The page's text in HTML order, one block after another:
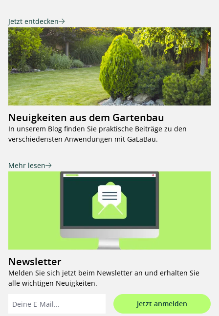
Jetzt entdecken
Neuigkeiten aus dem Gartenbau
In unserem Blog finden Sie praktische Beiträge zu den
verschiedensten Anwendungen mit GaLaBau.
Mehr lesen
Newsletter
Melden Sie sich jetzt beim Newsletter an und erhalten Sie
alle wichtigen Neuigkeiten.
Jetzt anmelden